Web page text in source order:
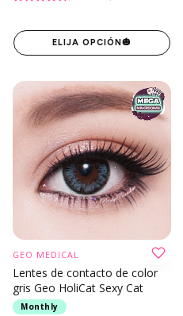
ELIJA OPCIÓN 🎃
GEO MEDICAL
Lentes de contacto de color
gris Geo HoliCat Sexy Cat
Monthly